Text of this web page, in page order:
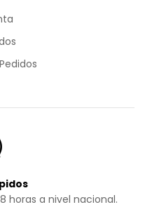
horas a nivel nacional.